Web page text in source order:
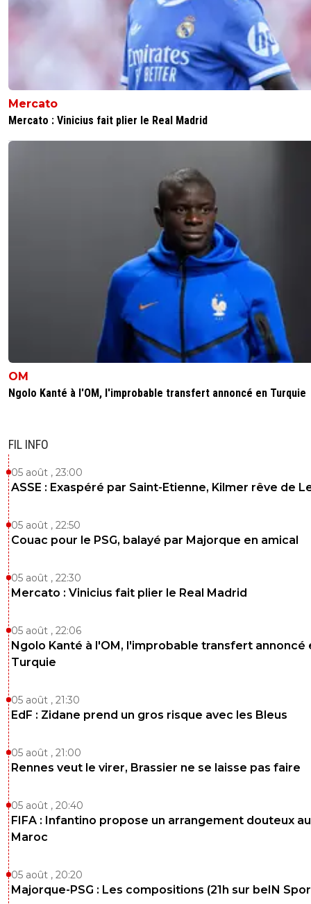
17 juin 2026 à 20:11 +253
On sait ce qu'on "perd", c'est ça qui fait mal, avec
jeune homme.
Il est venu sans étiquette alors que Duranville ,
0+ Répondre
Duranville restera comme le Moreira l’été dernier un pari!
+1673
le seul probleme c'est que moriera c t un pari pour
l'avenir et y avait zero attente ... la tu vas
joueur qui donnait tout sur le terrain ...
Répondre
Ragnar-Lodbrok7
" Duranville sera bien le successeur " 🤣🤣🤣🤣
Mercato
Mercato : Vinicius fait plier le Real Madrid
OM
Ngolo Kanté à l'OM, l'improbable transfert annoncé en Turquie
FIL INFO
05 août , 23:00
ASSE : Exaspéré par Saint-Etienne, Kilmer rêve de
05 août , 22:50
Couac pour le PSG, balayé par Majorque en amical
05 août , 22:30
Mercato : Vinicius fait plier le Real Madrid
05 août , 22:06
Ngolo Kanté à l'OM, l'improbable transfert annoncé
Turquie
05 août , 21:30
EdF : Zidane prend un gros risque avec les Bleus
05 août , 21:00
Rennes veut le virer, Brassier ne se laisse pas faire
05 août , 20:40
FIFA : Infantino propose un arrangement douteux au
Maroc
05 août , 20:20
Majorque-PSG : Les compositions (21h sur beIN